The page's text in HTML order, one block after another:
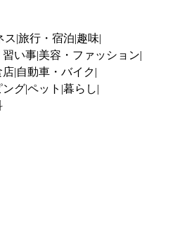
ス 旅行・宿泊 趣味
習い事 美容・ファッション
店 自動車・バイク
ングペット 暮らし